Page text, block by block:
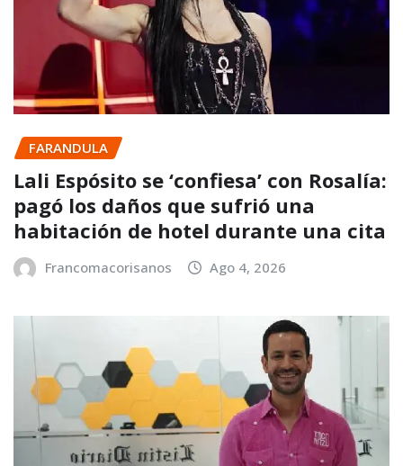
FARANDULA
Lali Espósito se ‘confiesa’ con Rosalía:
pagó los daños que sufrió una
habitación de hotel durante una cita
Francomacorisanos Ago 4, 2026